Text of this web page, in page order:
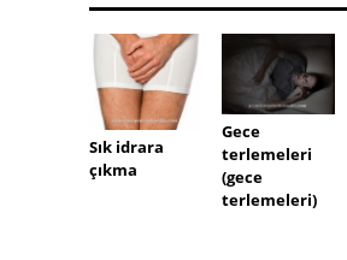
Sık idrara
çıkma
Gece
terlemeleri
(gece
terlemeleri)